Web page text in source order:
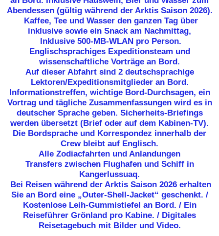
Abendessen (gültig während der Arktis Saison 2026).
Kaffee, Tee und Wasser den ganzen Tag über
inklusive sowie ein Snack am Nachmittag,
Inklusive 500-MB-WLAN pro Person.
Englischsprachiges Expeditionsteam und
wissenschaftliche Vorträge an Bord.
Auf dieser Abfahrt sind 2 deutschsprachige
Lektoren/Expeditionsmitglieder an Bord.
Informationstreffen, wichtige Bord-Durchsagen, ein
Vortrag und tägliche Zusammenfassungen wird es in
deutscher Sprache geben. Sicherheits-Briefings
werden übersetzt (Brief oder auf dem Kabinen-TV).
Die Bordsprache und Korrespondez innerhalb der
Crew bleibt auf Englisch.
Alle Zodiacfahrten und Anlandungen
Transfers zwischen Flughafen und Schiff in
Kangerlussuaq.
Bei Reisen während der Arktis Saison 2026 erhalten
Sie an Bord eine „Outer-Shell-Jacket“ geschenkt. /
Kostenlose Leih-Gummistiefel an Bord. / Ein
Reiseführer Grönland pro Kabine. / Digitales
Reisetagebuch mit Bilder und Video.